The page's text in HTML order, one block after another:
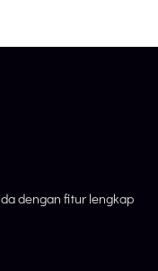
dengan fitur lengkap